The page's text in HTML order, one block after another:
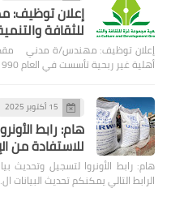
إعلان
للثقافة
إعلان توظيف: مهندس/ة مدني
أهلية غير ربحية تأسست في العام 1990 بمبادرة من م…
15 أكتوبر 2025
هام: رابط
للاستفادة من
هام: رابط الأونروا لتسجيل وتحديث
الرابط التالي يمكنكم تحديث البيانات